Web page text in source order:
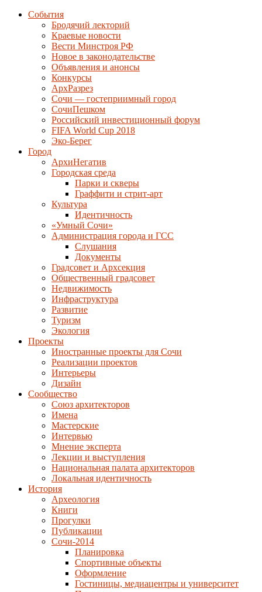
События
Бродячий лекторий
Краевые новости
Вести Минстроя РФ
Новое в законодательстве
Объявления и анонсы
Конкурсы
АрхРазрез
Сочи — гостеприимный город
СочиПешком
Российский инвестиционный форум
FIFA World Cup 2018
Эко-Берег
Город
АрхиНегатив
Городская среда
Парки и скверы
Граффити и стрит-арт
Культура
Идентичность
«Умный Сочи»
Администрация города и ГСС
Слушания
Документы
Градсовет и Архсекция
Общественный градсовет
Недвижимость
Инфраструктура
Развитие
Туризм
Экология
Проекты
Иностранные проекты для Сочи
Реализации проектов
Интерьеры
Дизайн
Сообщество
Союз архитекторов
Имена
Мастерские
Интервью
Мнение эксперта
Лекции и выступления
Национальная палата архитекторов
Локальная идентичность
История
Археология
Книги
Прогулки
Публикации
Сочи-2014
Планировка
Спортивные объекты
Оформление
Гостиницы, медиацентры и университет